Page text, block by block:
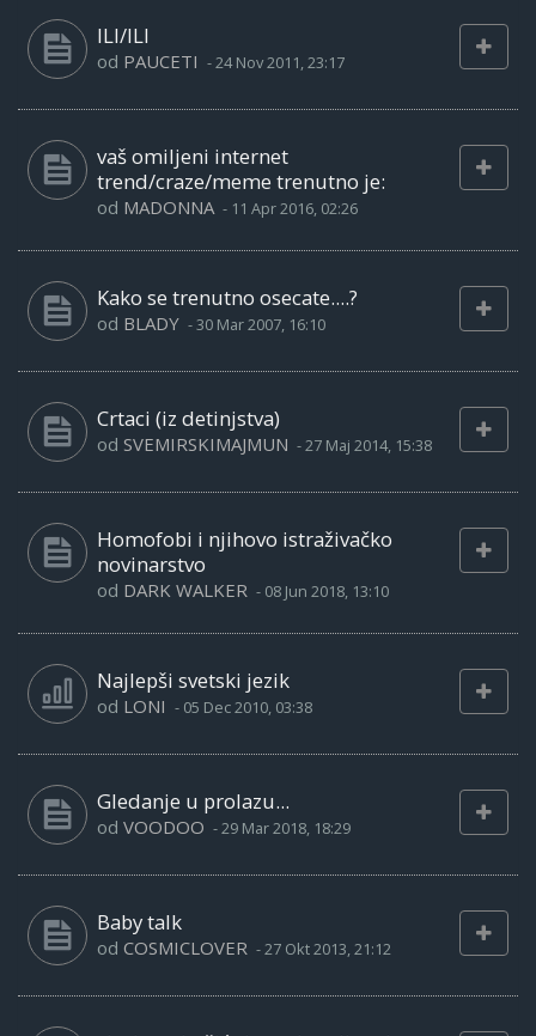
ILI/ILI
od PAUCETI -24 Nov 2011, 23:17
vaš omiljeni internet
trend/craze/meme trenutno je:
od MADONNA - 11 Apr 2016, 02:26
Kako se trenutno osecate....?
od BLADY -30 Mar 2007, 16:10
Crtaci (iz detinjstva)
od SVEMIRSKIMAJMUN -27 Maj 2014, 15:38
Homofobi i njihovo istraživačko
novinarstvo
od DARK WALKER - 08 Jun 2018, 13:10
Najlepši svetski jezik
od LONI - 05 Dec 2010, 03:38
Gledanje u prolazu...
od VOODOO -29 Mar 2018, 18:29
Baby talk
od COSMICLOVER -27 Okt 2013, 21:12